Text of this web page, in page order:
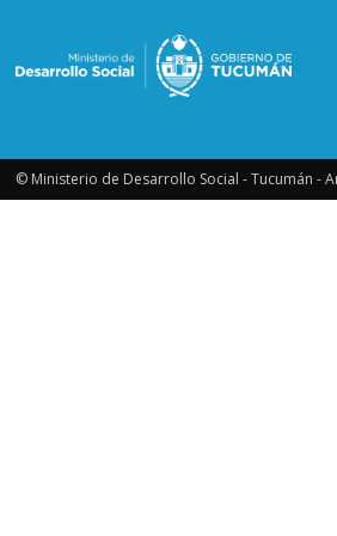
© Ministerio de Desarrollo Social - Tucumán -